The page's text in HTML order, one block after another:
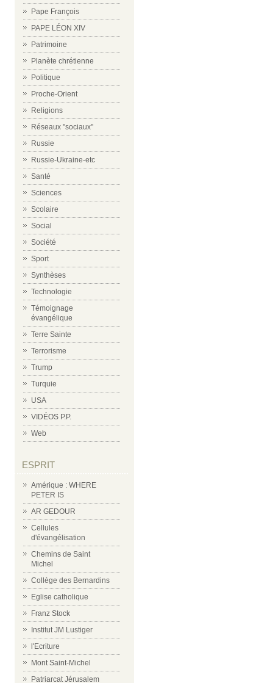
Pape François
PAPE LÉON XIV
Patrimoine
Planète chrétienne
Politique
Proche-Orient
Religions
Réseaux "sociaux"
Russie
Russie-Ukraine-etc
Santé
Sciences
Scolaire
Social
Société
Sport
Synthèses
Technologie
Témoignage
évangélique
Terre Sainte
Terrorisme
Trump
Turquie
USA
VIDÉOS P.P.
Web
ESPRIT
Amérique : WHERE
PETER IS
AR GEDOUR
Cellules
d'évangélisation
Chemins de Saint
Michel
Collège des Bernardins
Eglise catholique
Franz Stock
Institut JM Lustiger
l'Ecriture
Mont Saint-Michel
Patriarcat Jérusalem